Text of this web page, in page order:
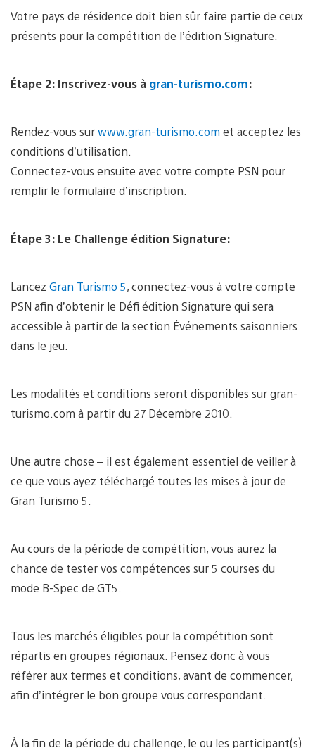
Votre pays de résidence doit bien sûr faire partie de ceux
présents pour la compétition de l’édition Signature.
Étape 2: Inscrivez-vous à gran-turismo.com:
Rendez-vous surwww.gran-turismo.com et acceptez les
conditions d’utilisation.
Connectez-vous ensuite avec votre compte PSN pour
remplir le formulaire d’inscription.
Étape 3: Le Challenge édition Signature:
Lancez Gran Turismo 5, connectez-vous à votre compte
PSN afin d’obtenir le Défi édition Signature qui sera
accessible à partir de la section Événements saisonniers
dans le jeu.
Les modalités et conditions seront disponibles sur gran-
turismo.com à partir du 27 Décembre 2010.
Une autre chose – il est également essentiel de veiller à
ce que vous ayez téléchargé toutes les mises à jour de
Gran Turismo 5.
Au cours de la période de compétition, vous aurez la
chance de tester vos compétences sur 5 courses du
mode B-Spec de GT5.
Tous les marchés éligibles pour la compétition sont
répartis en groupes régionaux. Pensez donc à vous
référer aux termes et conditions, avant de commencer,
afin d’intégrer le bon groupe vous correspondant.
À la fin de la période du challenge, le ou les participant(s)